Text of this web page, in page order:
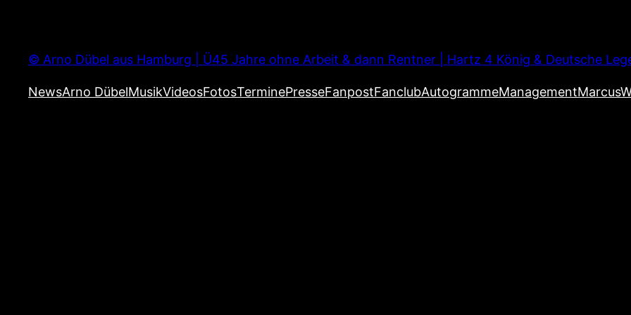
springen
© Arno Dübel aus Hamburg | Ü45 Jahre ohne Arbeit & dann Rentner | Hartz 4 König & Deutsche
NewsArno DübelMusikVideosFotosTerminePresseFanpostFanclubAutogrammeManagement